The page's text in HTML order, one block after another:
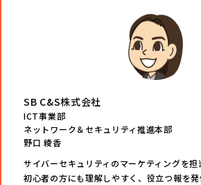
SB C&S株式会社
ICT事業部
ネットワーク＆セキュリティ推進本部
野口 綾香
サイバーセキュリティのマーケティングを担
初心者の方にも理解しやすく、役立つ報を